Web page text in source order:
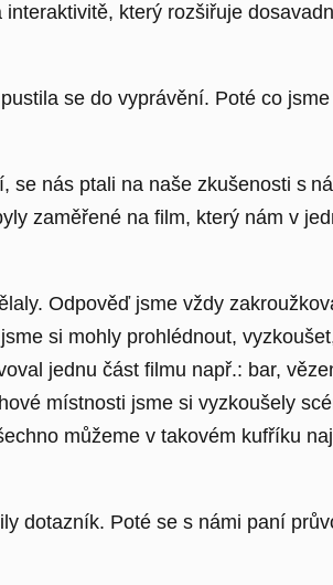
který rozšiřuje
se do vyprávění. Poté co
nás ptali na naše zkušenosti s
zaměřené na film, který nám v
Odpověď jsme vždy
si mohly prohlédnout,
jednu část filmu např.: bar,
místnosti jsme si vyzkoušely
můžeme v takovém kufříku
dotazník. Poté se s námi paní